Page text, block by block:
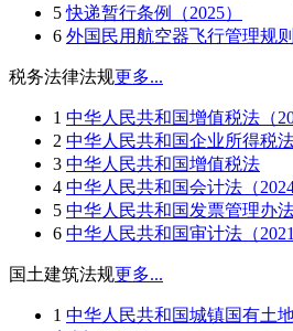
5 快递暂行条例（2025）
6 外国民用航空器飞行管理规则
税务法律法规更多...
1 中华人民共和国增值税法（
2 中华人民共和国企业所得税
3 中华人民共和国增值税法
4 中华人民共和国会计法（2024
5 中华人民共和国发票管理办法
6 中华人民共和国审计法（2021
国土建筑法规更多...
1 中华人民共和国城镇国有土